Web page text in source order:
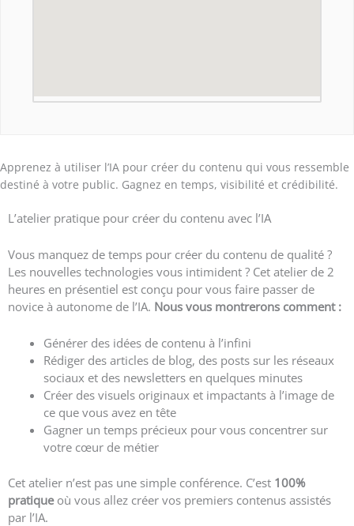
Apprenez à utiliser l’IA pour créer du contenu qui vous ressemble
destiné à votre public. Gagnez en temps, visibilité et crédibilité.
L’atelier pratique pour créer du contenu avec l’IA
Vous manquez de temps pour créer du contenu de qualité ?
Les nouvelles technologies vous intimident ? Cet atelier de 2
heures en présentiel est conçu pour vous faire passer de
novice à autonome de l’IA. Nous vous montrerons comment :
Générer des idées de contenu à l’infini
Rédiger des articles de blog, des posts sur les réseaux
sociaux et des newsletters en quelques minutes
Créer des visuels originaux et impactants à l’image de
ce que vous avez en tête
Gagner un temps précieux pour vous concentrer sur
votre cœur de métier
Cet atelier n’est pas une simple conférence. C’est 100%
pratiqueoù vous allez créer vos premiers contenus assistés
par l’IA.